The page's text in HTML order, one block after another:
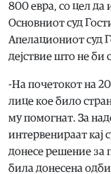
800 евра, со цел да
Основниот суд
Апелациониот суд
дејствие што не би
-На почетокот на
лице кое било
му помогнат. За
интервенираат кај
донесе решение за
била донесена